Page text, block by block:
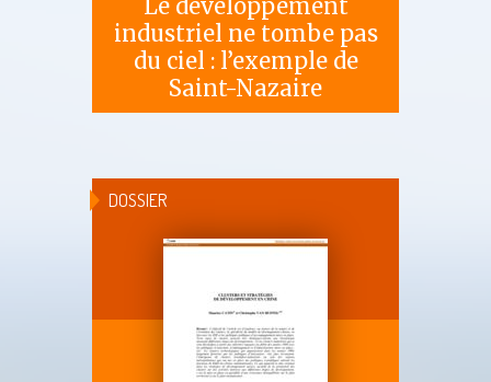
Le développement
industriel ne tombe pas
du ciel : l’exemple de
Saint-Nazaire
DOSSIER